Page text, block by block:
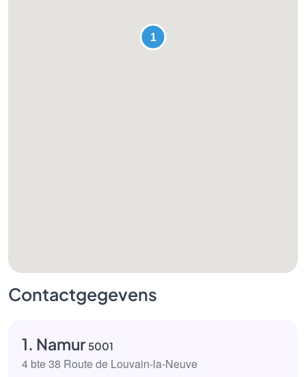
Contactgegevens
1. Namur 5001
4 bte 38 Route de Louvain-la-Neuve